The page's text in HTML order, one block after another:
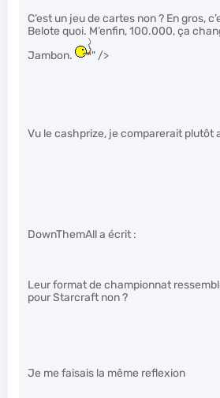
C’est un jeu de cartes non ? En gros,
Belote quoi. M’enfin, 100.000, ça
Jambon.
" />
Vu le cashprize, je comparerait plutôt
DownThemAll a écrit :
Leur format de championnat
pour Starcraft non ?
Je me faisais la même reflexion